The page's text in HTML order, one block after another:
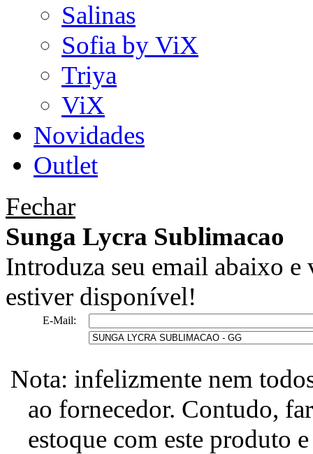
Salinas
Sofia by ViX
Triya
ViX
Novidades
Outlet
Fechar
Sunga Lycra Sublimacao
Introduza seu email abaixo
estiver disponível!
E-Mail:
Nota: infelizmente nem
ao fornecedor. Contudo,
estoque com este produto